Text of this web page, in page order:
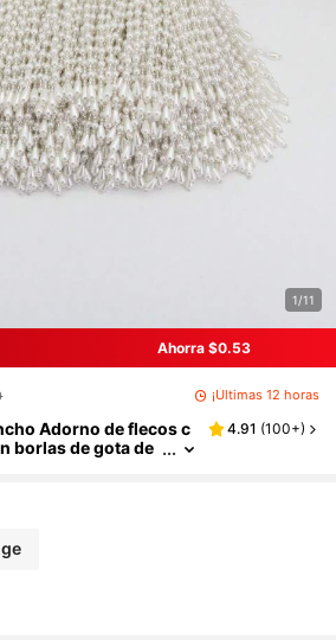
1/11
Ahorra $0.53
¡Últimas 12 horas
Adorno de flecos c
borlas de gota de
DIY
4.91 (100+)